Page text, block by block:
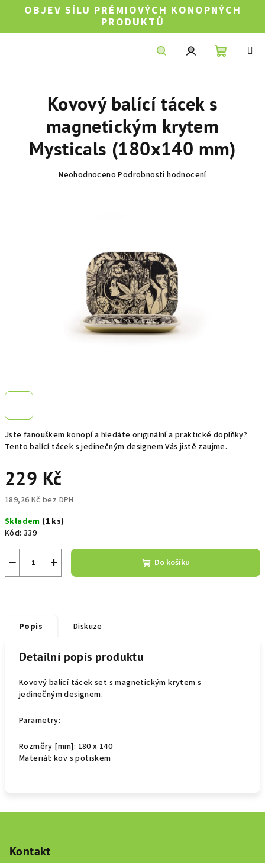
OBJEV SÍLU PRÉMIOVÝCH KONOPNÝCH
PRODUKTŮ
Jste fanouškem konopí a hledáte originální a praktické doplňky?
Tento balící tácek s jedinečným designem Vás jistě zaujme.
229 Kč
189,26 Kč bez DPH
cena:
Skladem (1 ks)
Kód: 339
+
− Do košíku
Kovový balící tácek s
magnetickým krytem
Mysticals (180x140 mm)
Průměrné
hvězdiček.
Neohodnoceno Podrobnosti hodnocení
Popis Diskuze
Detailní popis produktu
Kovový balící tácek set s magnetickým krytem s
jedinečným designem.
Parametry:
Rozměry [mm]: 180 x 140
Materiál: kov s potiskem
Kontakt